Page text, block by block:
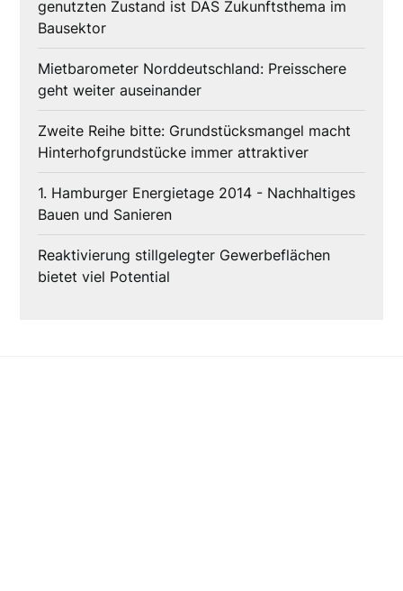
genutzten Zustand ist DAS Zukunftsthema im
Bausektor
Mietbarometer Norddeutschland: Preisschere
geht weiter auseinander
Zweite Reihe bitte: Grundstücksmangel macht
Hinterhofgrundstücke immer attraktiver
1. Hamburger Energietage 2014 - Nachhaltiges
Bauen und Sanieren
Reaktivierung stillgelegter Gewerbeflächen
bietet viel Potential